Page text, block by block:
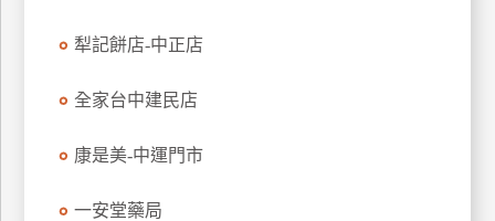
犁記餅店-中正店
全家台中建民店
康是美-中運門市
一安堂藥局